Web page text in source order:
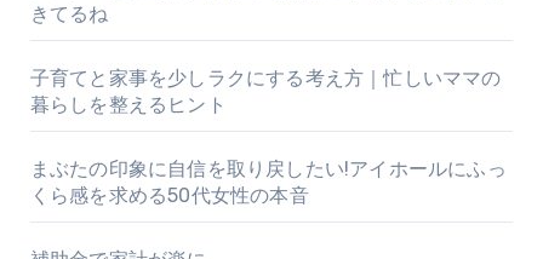
きてるね
子育てと家事を少しラクにする考え方｜忙しいママの
暮らしを整えるヒント
まぶたの印象に自信を取り戻したい!アイホールにふっ
くら感を求める50代女性の本音